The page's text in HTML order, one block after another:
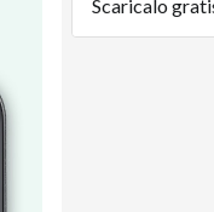
Scaricalo